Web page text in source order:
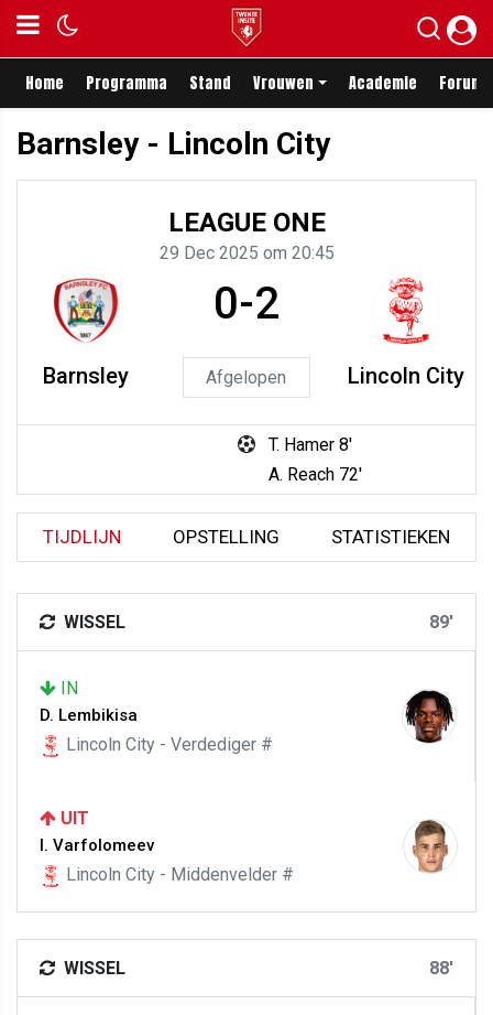
Home Programma Stand Vrouwen Academie Forum
Barnsley - Lincoln City
LEAGUE ONE
29 Dec 2025 om 20:45
Barnsley
0-2
Afgelopen Lincoln City
T. Hamer 8'
A. Reach 72'
TIJDLIJN OPSTELLING STATISTIEKEN
WISSEL 89'
IN
D. Lembikisa
Lincoln City - Verdediger #
UIT
I. Varfolomeev
Lincoln City - Middenvelder #
WISSEL 88'